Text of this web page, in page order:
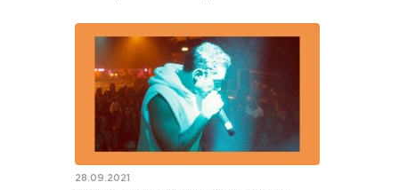
28.09.2021